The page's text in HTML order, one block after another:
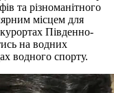
та різноманітного
місцем для
Південно-
на водних
водного спорту.